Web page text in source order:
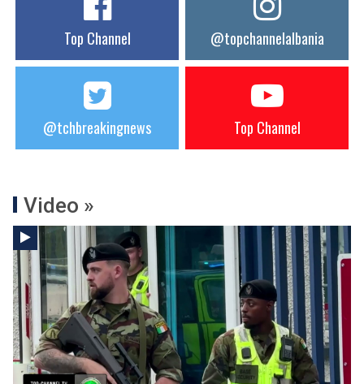
Top Channel @topchannelalbania
@tchbreakingnews Top Channel
Video »